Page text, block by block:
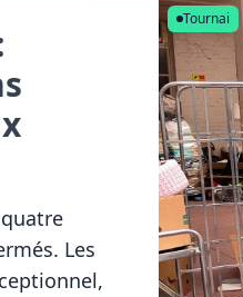
Les
Tournai